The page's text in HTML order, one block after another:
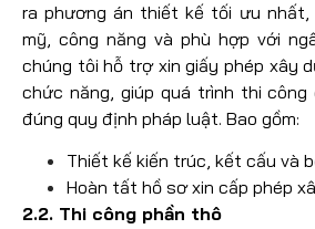
ra phương án thiết kế tối ưu nhất,
mỹ, công năng và phù hợp với
chúng tôi hỗ trợ xin giấy phép xây
chức năng, giúp quá trình thi
đúng quy định pháp luật. Bao gồm:
Thiết kế kiến trúc, kết cấu và
Hoàn tất hồ sơ xin cấp phép
2.2. Thi công phần thô